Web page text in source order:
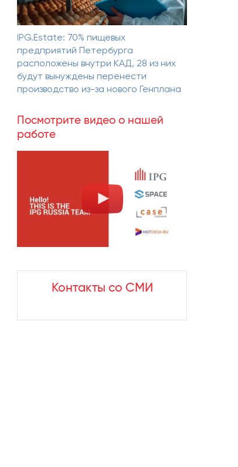
IPG.Estate: 70% пищевых
предприятий Петербурга
расположены внутри КАД, 28 из них
будут вынуждены перенести
производство из-за нового Генплана
Посмотрите видео о нашей
работе
Контакты со СМИ